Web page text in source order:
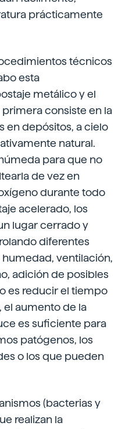
prácticamente
técnicos
esta
metálico y el
consiste en la
en depósitos, a cielo
natural.
para que no
de vez en
durante todo
acelerado, los
lugar cerrado y
diferentes
ventilación,
adición de posibles
es reducir el tiempo
el aumento de la
es suficiente para
patógenos, los
o los que pueden
(bacterias y
realizan la